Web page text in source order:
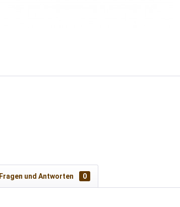
Fragen und Antworten 0